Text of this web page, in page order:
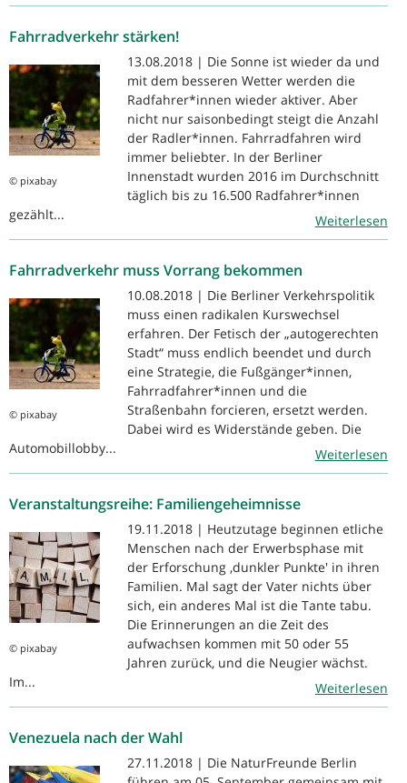
Fahrradverkehr stärken!
© pixabay
13.08.2018 | Die Sonne ist wieder da und
mit dem besseren Wetter werden die
Radfahrer*innen wieder aktiver. Aber
nicht nur saisonbedingt steigt die Anzahl
der Radler*innen. Fahrradfahren wird
immer beliebter. In der Berliner
Innenstadt wurden 2016 im Durchschnitt
täglich bis zu 16.500 Radfahrer*innen
gezählt...
Weiterlesen
Fahrradverkehr muss Vorrang bekommen
© pixabay
10.08.2018 | Die Berliner Verkehrspolitik
muss einen radikalen Kurswechsel
erfahren. Der Fetisch der „autogerechten
Stadt“ muss endlich beendet und durch
eine Strategie, die Fußgänger*innen,
Fahrradfahrer*innen und die
Straßenbahn forcieren, ersetzt werden.
Dabei wird es Widerstände geben. Die
Automobillobby...
Weiterlesen
Veranstaltungsreihe: Familiengeheimnisse
© pixabay
19.11.2018 | Heutzutage beginnen etliche
Menschen nach der Erwerbsphase mit
der Erforschung ‚dunkler Punkte' in ihren
Familien. Mal sagt der Vater nichts über
sich, ein anderes Mal ist die Tante tabu.
Die Erinnerungen an die Zeit des
aufwachsen kommen mit 50 oder 55
Jahren zurück, und die Neugier wächst.
Im...
Weiterlesen
Venezuela nach der Wahl
27.11.2018 | Die NaturFreunde Berlin